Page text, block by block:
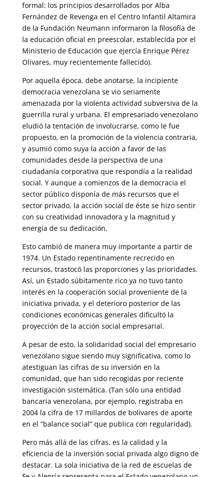
formal: los principios desarrollados por Alba
Fernández de Revenga en el Centro Infantil Altamira
de la Fundación Neumann informaron la filosofía de
la educación oficial en preescolar, establecida por el
Ministerio de Educación que ejercía Enrique Pérez
Olivares, muy recientemente fallecido).
Por aquella época, debe anotarse, la incipiente
democracia venezolana se vio seriamente
amenazada por la violenta actividad subversiva de la
gue­rrilla rural y urbana. El empresariado venezolano
eludió la tentación de involucrarse, como le fue
propuesto, en la promoción de la violencia con­traria,
y asumió como suya la acción a favor de las
comunidades desde la perspectiva de una
ciudadanía corporativa que respondía a la realidad
social. Y aunque a comienzos de la democracia el
sector público disponía de más recursos que el
sector privado, la acción social de éste se hizo sentir
con su creatividad innovadora y la magnitud y
energía de su dedicación.
Esto cambió de manera muy importante a partir de
1974. Un Estado re­pentinamente recrecido en
recursos, trastocó las proporciones y las prio­ridades.
Así, un Estado súbitamente rico ya no tuvo tanto
interés en la cooperación social proveniente de la
iniciativa privada, y el deterioro posterior de las
condiciones económicas generales dificultó la
proyección de la acción social empresarial.
A pesar de esto, la solidaridad social del empresario
venezolano sigue siendo muy significativa, como lo
atestiguan las cifras de su inversión en la
comunidad, que han sido recogidas por reciente
investigación siste­mática. (Tan sólo una entidad
bancaria venezolana, por ejemplo, registraba en
2004 la cifra de 17 millardos de bolívares de aporte
en el “balance social” que publica con regularidad).
Pero más allá de las cifras, es la calidad y la
eficiencia de la inversión so­cial privada algo digno de
destacar. La sola iniciativa de la red de escue­las de